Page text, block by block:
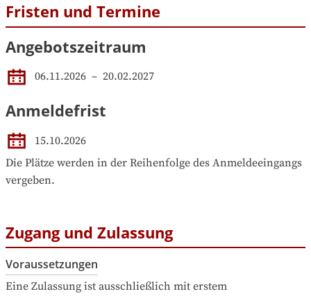
Fristen und Termine
Angebotszeitraum
06.11.2026 – 20.02.2027
Anmeldefrist
15.10.2026
Die Plätze werden in der Reihenfolge des Anmeldeeingangs
vergeben.
Zugang und Zulassung
Voraussetzungen
Eine Zulassung ist ausschließlich mit erstem